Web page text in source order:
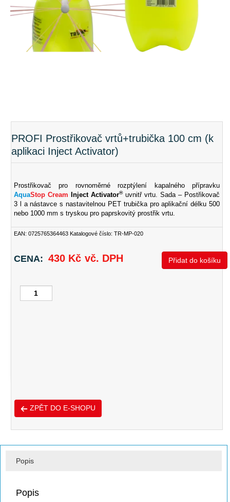
PROFI Prostřikovač vrtů+trubička 100 cm (k
aplikaci Inject Activator)
Prostřikovač pro rovnoměrné rozptýlení kapalného přípravku
AquaStop Cream Inject Activator® uvnitř vrtu. Sada – Postřikovač
3 l a nástavce s nastavitelnou PET trubička pro aplikační délku 500
nebo 1000 mm s tryskou pro paprskovitý prostřik vrtu.
EAN: 0725765364463 Katalogové číslo: TR-MP-020
CENA: 430 Kč vč. DPH
PROFI
vrtů+trubička
Přidat do košíku
ZPĚT DO E-SHOPU
Popis
Popis